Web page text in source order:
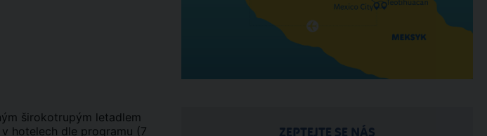
širokotrupým letadlem
hotelech dle programu (7
ZEPTEJTE SE NÁS